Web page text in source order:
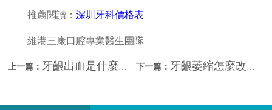
推薦閱讀：深圳牙科價格表
維港三康口腔專業醫生團隊
上一篇： 牙齦出血是什麼原因？該如何治療？ 下一篇： 牙齦萎縮怎麼改善？深圳看牙推薦？